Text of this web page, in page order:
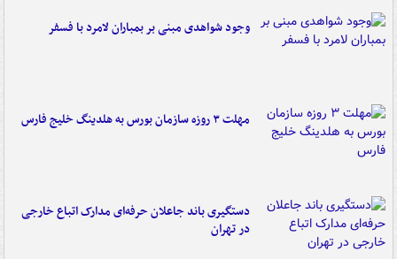
وجود شواهدی مبنی بر بمباران لامرد با فسفر
مهلت ۳ روزه سازمان بورس به هلدینگ خلیج فارس
دستگیری باند جاعلان حرفه‌ای مدارک اتباع خارجی
در تهران